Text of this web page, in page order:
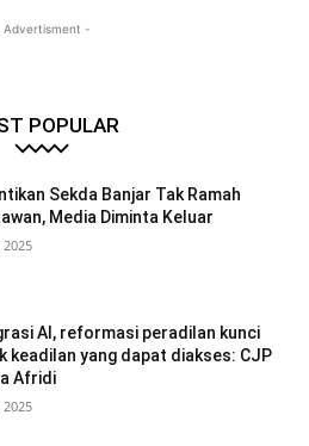
Advertisment -
POPULAR
Sekda Banjar Tak Ramah
Media Diminta Keluar
2025
AI, reformasi peradilan kunci
keadilan yang dapat diakses: CJP
Afridi
2025